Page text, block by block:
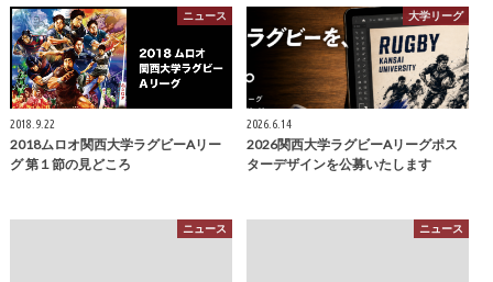
ニュース
2018.9.22
2018ムロオ関西大学ラグビーAリー
グ 第１節の見どころ
大学リーグ
2026.6.14
2026関西大学ラグビーAリーグポス
ターデザインを公募いたします
ニュース ニュース